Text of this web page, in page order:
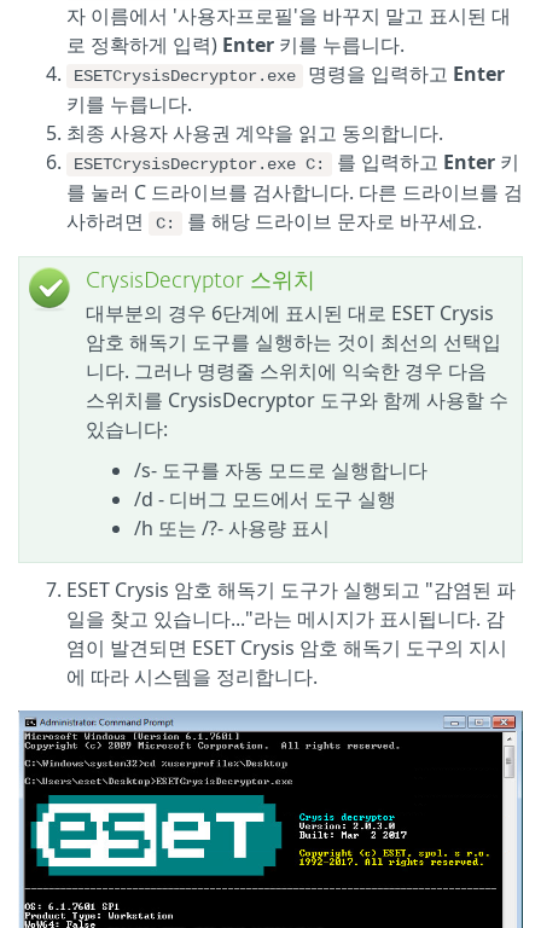
자 이름에서 '사용자프로필'을 바꾸지 말고 표시된 대
로 정확하게 입력) Enter 키를 누릅니다.
ESETCrysisDecryptor.exe 명령을 입력하고 Enter
키를 누릅니다.
최종 사용자 사용권 계약을 읽고 동의합니다.
ESETCrysisDecryptor.exe C: 를 입력하고 Enter 키
를 눌러 C 드라이브를 검사합니다. 다른 드라이브를 검
사하려면
C: 를 해당 드라이브 문자로 바꾸세요.
CrysisDecryptor 스위치
대부분의 경우 6단계에 표시된 대로 ESET Crysis
암호 해독기 도구를 실행하는 것이 최선의 선택입
니다. 그러나 명령줄 스위치에 익숙한 경우 다음
스위치를 CrysisDecryptor 도구와 함께 사용할 수
있습니다:
/s- 도구를 자동 모드로 실행합니다
/d - 디버그 모드에서 도구 실행
/h 또는 /?- 사용량 표시
ESET Crysis 암호 해독기 도구가 실행되고 "감염된 파
일을 찾고 있습니다..."라는 메시지가 표시됩니다. 감
염이 발견되면 ESET Crysis 암호 해독기 도구의 지시
에 따라 시스템을 정리합니다.